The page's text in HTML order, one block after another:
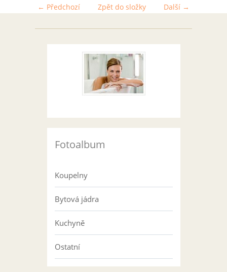
← Předchozí Další →
Zpět do složky
Fotoalbum
Koupelny
Bytová jádra
Kuchyně
Ostatní